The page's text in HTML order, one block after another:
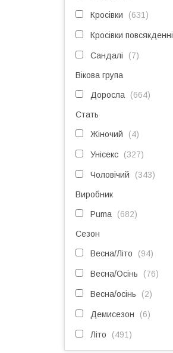
Кросівки 631
Кросівки повсякденні
Сандалі 7
Вікова група
Доросла 664
Стать
Жіночий 4
Унісекс 327
Чоловічий 343
Виробник
Puma 682
Сезон
Весна/Літо 94
Весна/Осінь 76
Весна/осінь 2
Демисезон 6
Літо 491